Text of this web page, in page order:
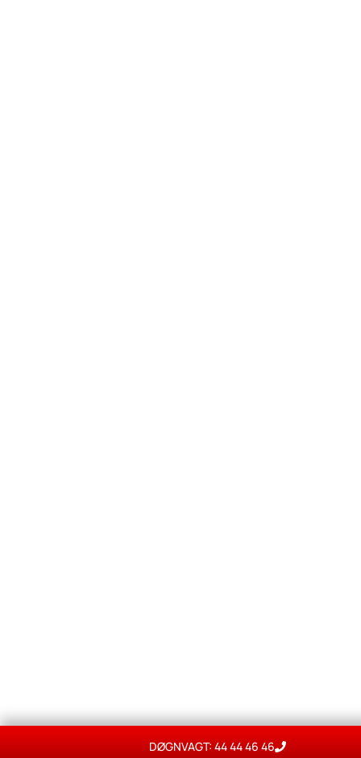
DØGNVAGT: 44 44 46 46